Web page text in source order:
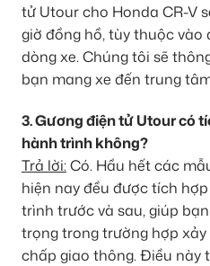
tử Utour cho Honda CR-V
giờ đồng hồ, tùy thuộc
dòng xe. Chúng tôi sẽ
bạn mang xe đến trung
3. Gương điện tử Utour có
hành trình không?
Trả lời:Có. Hầu hết các
hiện nay đều được tích
trình trước và sau, giúp
trọng trong trường hợp
chấp giao thông. Điều này